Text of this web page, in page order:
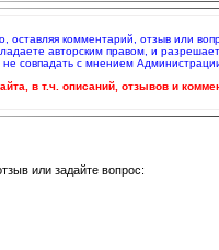
оставляя комментарий, отзыв или
авторским правом, и
совпадать с мнением
в т.ч. описаний, отзывов и
или задайте вопрос: